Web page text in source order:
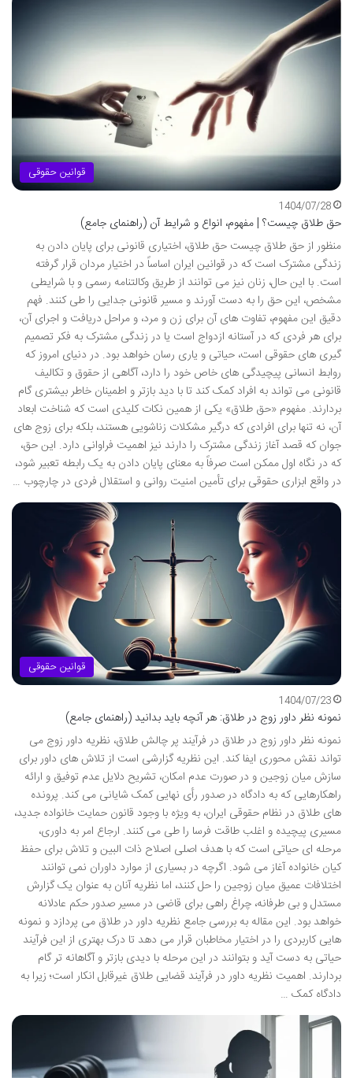
قوانین حقوقی
1404/07/28
حق طلاق چیست؟ | مفهوم، انواع و شرایط آن (راهنمای جامع)
منظور از حق طلاق چیست حق طلاق، اختیاری قانونی برای پایان دادن به
زندگی مشترک است که در قوانین ایران اساساً در اختیار مردان قرار گرفته
است. با این حال، زنان نیز می توانند از طریق وکالتنامه رسمی و با شرایطی
مشخص، این حق را به دست آورند و مسیر قانونی جدایی را طی کنند. فهم
دقیق این مفهوم، تفاوت های آن برای زن و مرد، و مراحل دریافت و اجرای آن،
برای هر فردی که در آستانه ازدواج است یا در زندگی مشترک به فکر تصمیم
گیری های حقوقی است، حیاتی و یاری رسان خواهد بود. در دنیای امروز که
روابط انسانی پیچیدگی های خاص خود را دارد، آگاهی از حقوق و تکالیف
قانونی می تواند به افراد کمک کند تا با دید بازتر و اطمینان خاطر بیشتری گام
بردارند. مفهوم «حق طلاق» یکی از همین نکات کلیدی است که شناخت ابعاد
آن، نه تنها برای افرادی که درگیر مشکلات زناشویی هستند، بلکه برای زوج های
جوان که قصد آغاز زندگی مشترک را دارند نیز اهمیت فراوانی دارد. این حق،
که در نگاه اول ممکن است صرفاً به معنای پایان دادن به یک رابطه تعبیر شود،
در واقع ابزاری حقوقی برای تأمین امنیت روانی و استقلال فردی در چارچوب …
قوانین حقوقی
1404/07/23
نمونه نظر داور زوج در طلاق: هر آنچه باید بدانید (راهنمای جامع)
نمونه نظر داور زوج در طلاق در فرآیند پر چالش طلاق، نظریه داور زوج می
تواند نقش محوری ایفا کند. این نظریه گزارشی است از تلاش های داور برای
سازش میان زوجین و در صورت عدم امکان، تشریح دلایل عدم توفیق و ارائه
راهکارهایی که به دادگاه در صدور رأی نهایی کمک شایانی می کند. پرونده
های طلاق در نظام حقوقی ایران، به ویژه با وجود قانون حمایت خانواده جدید،
مسیری پیچیده و اغلب طاقت فرسا را طی می کنند. ارجاع امر به داوری،
مرحله ای حیاتی است که با هدف اصلی اصلاح ذات البین و تلاش برای حفظ
کیان خانواده آغاز می شود. اگرچه در بسیاری از موارد داوران نمی توانند
اختلافات عمیق میان زوجین را حل کنند، اما نظریه آنان به عنوان یک گزارش
مستدل و بی طرفانه، چراغ راهی برای قاضی در مسیر صدور حکم عادلانه
خواهد بود. این مقاله به بررسی جامع نظریه داور در طلاق می پردازد و نمونه
هایی کاربردی را در اختیار مخاطبان قرار می دهد تا درک بهتری از این فرآیند
حیاتی به دست آید و بتوانند در این مرحله با دیدی بازتر و آگاهانه تر گام
بردارند. اهمیت نظریه داور در فرآیند قضایی طلاق غیرقابل انکار است؛ زیرا به
دادگاه کمک …